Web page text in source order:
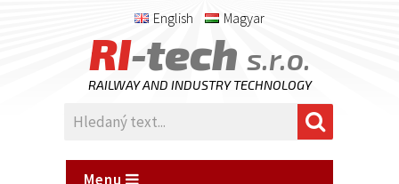
English Magyar
RI-tech s.r.o.
RAILWAY AND INDUSTRY TECHNOLOGY
Menu